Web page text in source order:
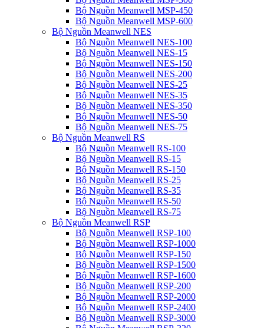
Bộ Nguồn Meanwell MSP-450
Bộ Nguồn Meanwell MSP-600
Bộ Nguồn Meanwell NES
Bộ Nguồn Meanwell NES-100
Bộ Nguồn Meanwell NES-15
Bộ Nguồn Meanwell NES-150
Bộ Nguồn Meanwell NES-200
Bộ Nguồn Meanwell NES-25
Bộ Nguồn Meanwell NES-35
Bộ Nguồn Meanwell NES-350
Bộ Nguồn Meanwell NES-50
Bộ Nguồn Meanwell NES-75
Bộ Nguồn Meanwell RS
Bộ Nguồn Meanwell RS-100
Bộ Nguồn Meanwell RS-15
Bộ Nguồn Meanwell RS-150
Bộ Nguồn Meanwell RS-25
Bộ Nguồn Meanwell RS-35
Bộ Nguồn Meanwell RS-50
Bộ Nguồn Meanwell RS-75
Bộ Nguồn Meanwell RSP
Bộ Nguồn Meanwell RSP-100
Bộ Nguồn Meanwell RSP-1000
Bộ Nguồn Meanwell RSP-150
Bộ Nguồn Meanwell RSP-1500
Bộ Nguồn Meanwell RSP-1600
Bộ Nguồn Meanwell RSP-200
Bộ Nguồn Meanwell RSP-2000
Bộ Nguồn Meanwell RSP-2400
Bộ Nguồn Meanwell RSP-3000